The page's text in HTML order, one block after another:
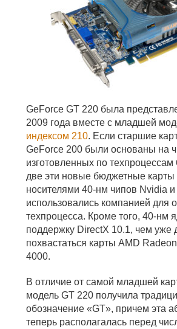
GeForce GT 220 была
2009 года вместе с младшей
индексом 210. Если старшие
GeForce 200 были основаны на
изготовленных по техпроцессам
две эти новые бюджетные
носителями 40-нм чипов Nvidia и
использовались компанией для
техпроцесса. Кроме того, 40-нм
поддержку DirectX 10.1, чем уже
похвастаться карты AMD
4000.
В отличие от самой младшей
модель GT 220 получила
обозначение «GT», причем эта
теперь располагалась перед